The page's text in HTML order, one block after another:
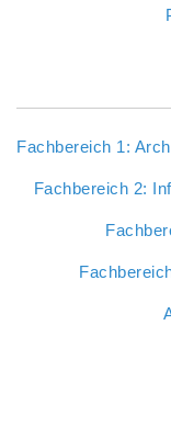
Fachbereich 1:
Fachbereich 2: